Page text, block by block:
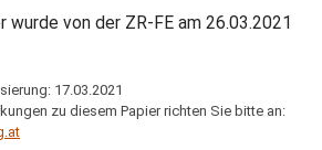
wurde von der ZR-FE am 26.03.2021
17.03.2021
zu diesem Papier richten Sie bitte an: